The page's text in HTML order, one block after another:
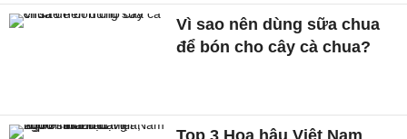
Vì sao nên dùng sữa chua
để bón cho cây cà chua?